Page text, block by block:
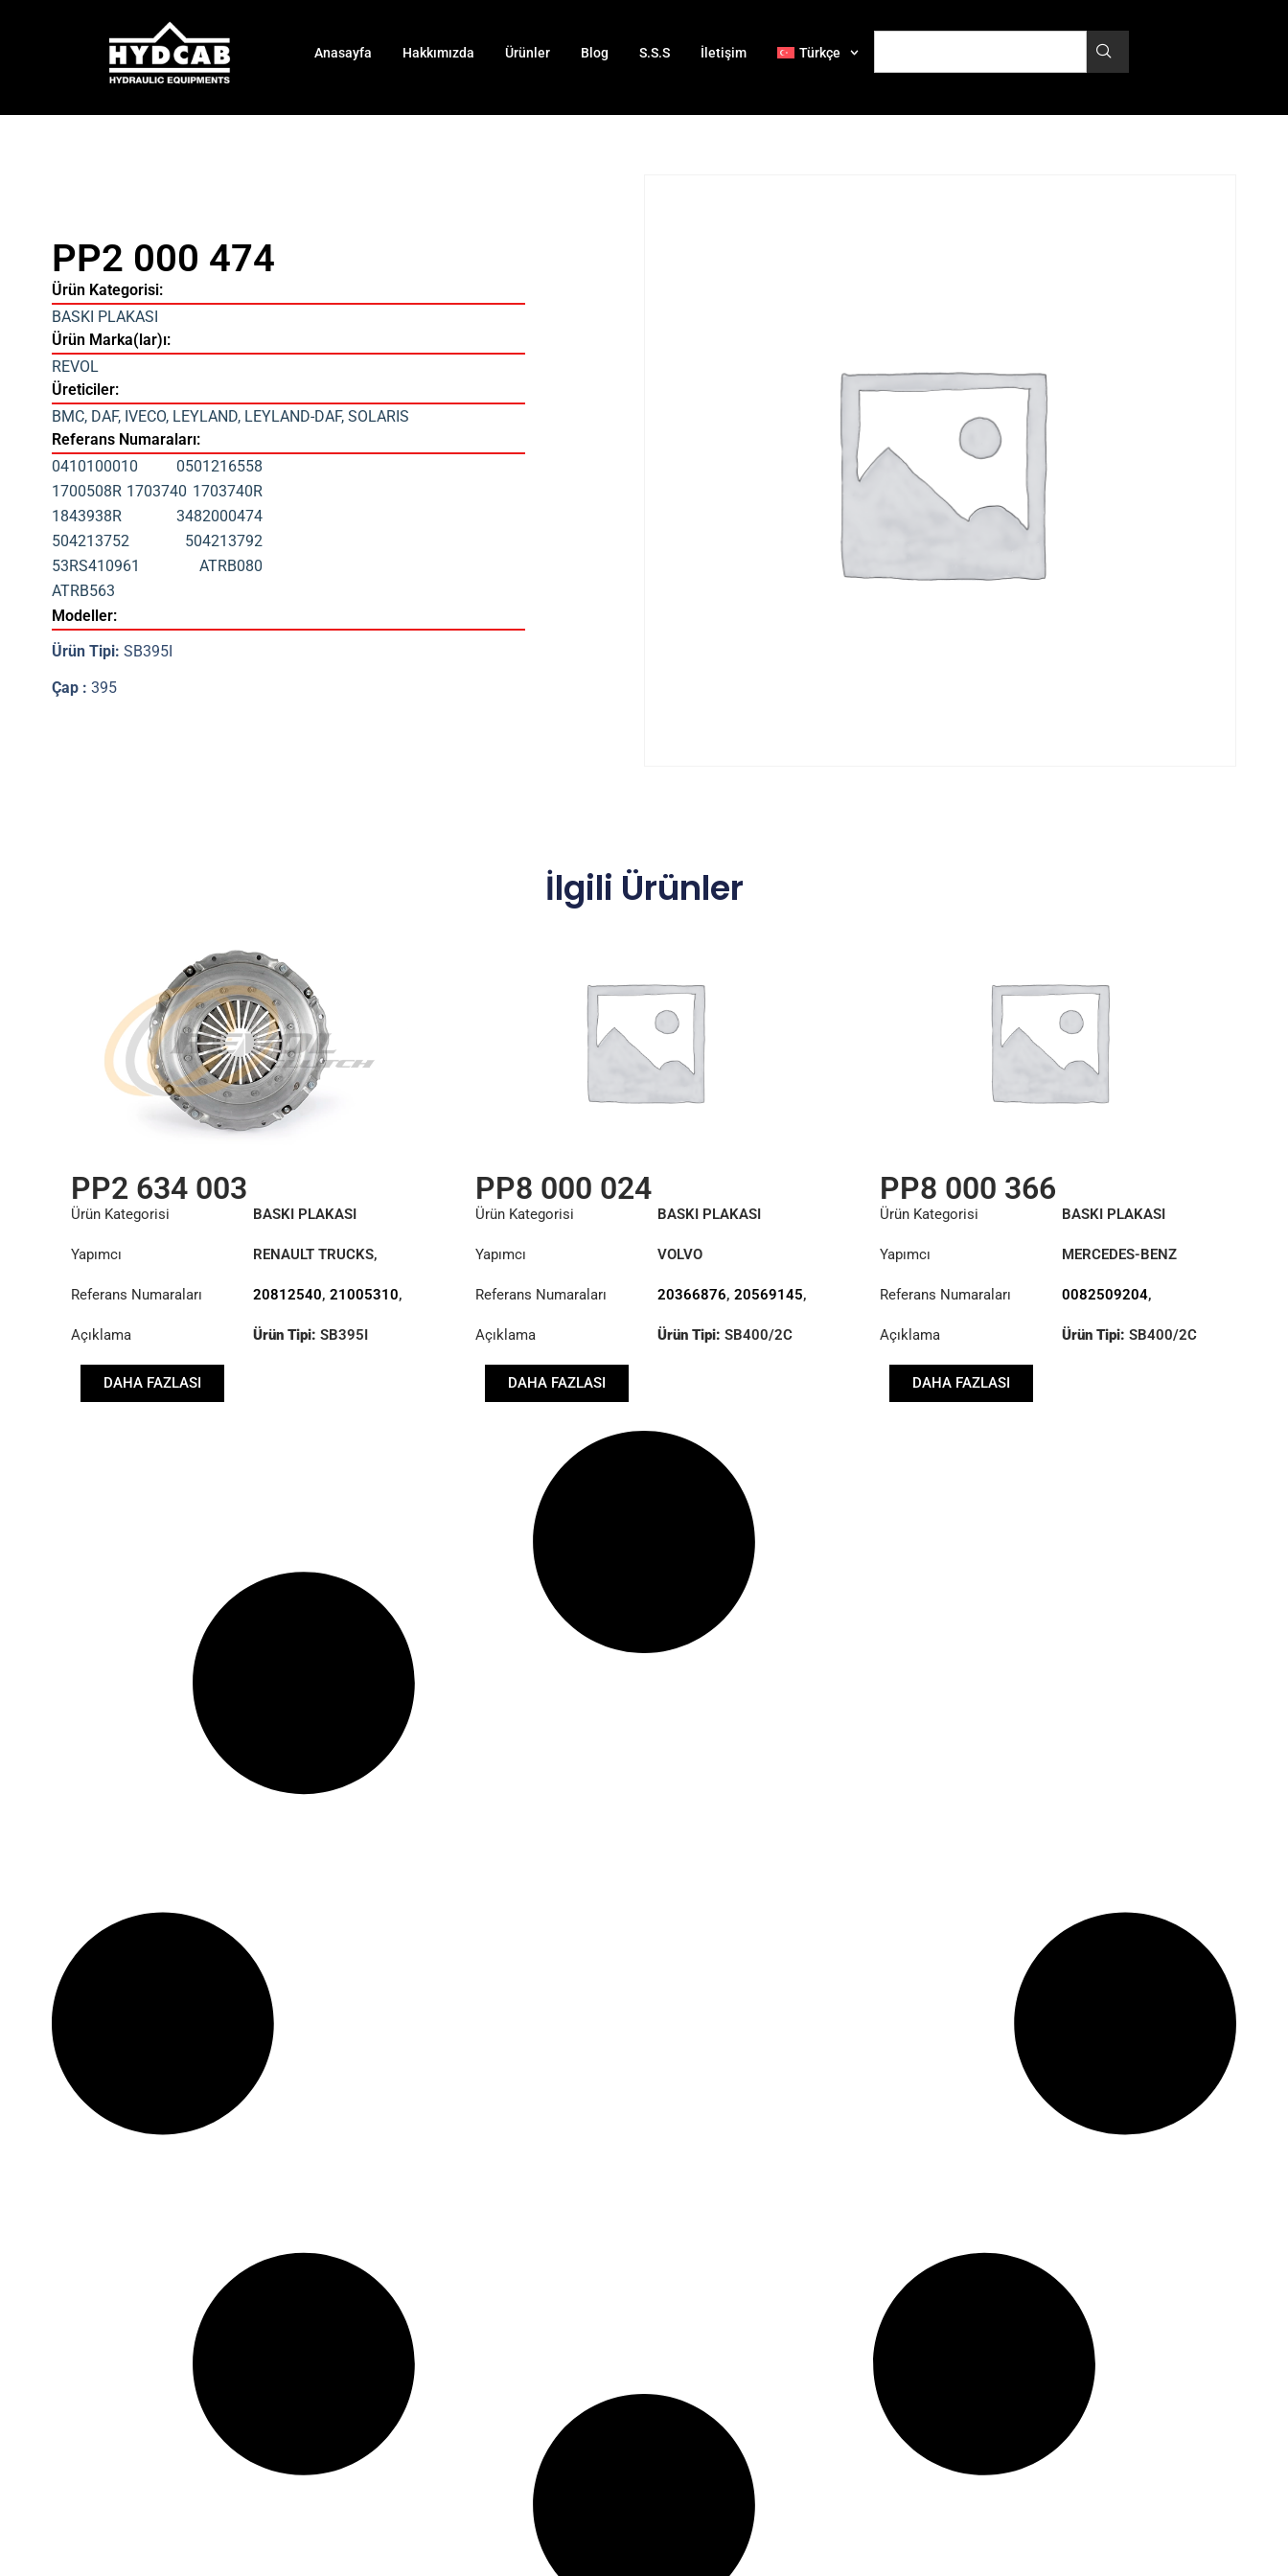
Anasayfa Hakkımızda Ürünler Blog S.S.S İletişim Türkçe
PP2 000 474
Ürün Kategorisi:
BASKI PLAKASI
Ürün Marka(lar)ı:
REVOL
Üreticiler:
BMC, DAF, IVECO, LEYLAND, LEYLAND-DAF, SOLARIS
Referans Numaraları:
0410100010
0501216558
1700508R 1703740 1703740R
1843938R
3482000474
504213752
504213792
53RS410961
ATRB080
ATRB563
Modeller:
Ürün Tipi: SB395I
Çap : 395
İlgili Ürünler
PP2 634 003
Ürün Kategorisi BASKI PLAKASI
Yapımcı RENAULT TRUCKS,
Referans Numaraları
20812540, 21005310,
5001867644,
Açıklama Ürün Tipi: SB395I
DAHA FAZLASI
PP8 000 024
Ürün Kategorisi BASKI PLAKASI
Yapımcı VOLVO
Referans Numaraları 20366876, 20569145,
3488000024,
Açıklama Ürün Tipi: SB400/2C
DAHA FAZLASI
PP8 000 366
Ürün Kategorisi BASKI PLAKASI
Yapımcı MERCEDES-BENZ
Referans Numaraları 0082509204,
3488000366,
Açıklama Ürün Tipi:SB400/2C
DAHA FAZLASI